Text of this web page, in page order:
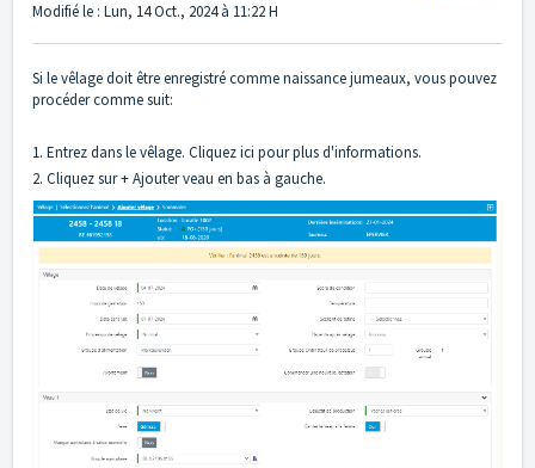
Modifié le : Lun, 14 Oct., 2024 à 11:22 H
Si le vêlage doit être enregistré comme naissance jumeaux, vous pouvez
procéder comme suit:
1. Entrez dans le vêlage. Cliquezici pour plus d'informations.
2. Cliquez sur + Ajouter veau en bas à gauche.